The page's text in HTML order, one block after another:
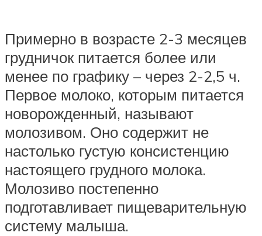
Примерно в возрасте 2-3 месяцев
грудничок питается более или
менее по графику – через 2-2,5 ч.
Первое молоко, которым питается
новорожденный, называют
молозивом. Оно содержит не
настолько густую консистенцию
настоящего грудного молока.
Молозиво постепенно
подготавливает пищеварительную
систему малыша.